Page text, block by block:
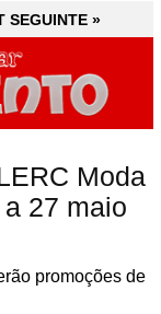
SEGUINTE »
Moda
27 maio
promoções de
SEGUINTE »